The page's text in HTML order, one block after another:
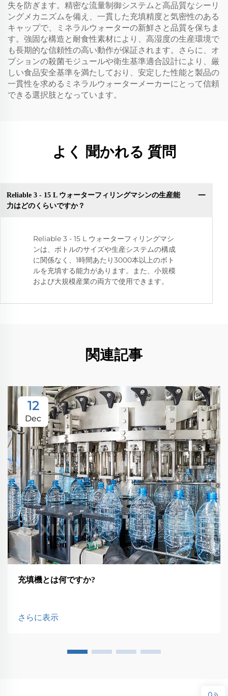
失を防ぎます。精密な流量制御システムと高品質なシーリ
ングメカニズムを備え、一貫した充填精度と気密性のある
キャップで、ミネラルウォーターの新鮮さと品質を保ちま
す。強固な構造と耐食性素材により、高湿度の生産環境で
も長期的な信頼性の高い動作が保証されます。さらに、オ
プションの殺菌モジュールや衛生基準適合設計により、厳
しい食品安全基準を満たしており、安定した性能と製品の
一貫性を求めるミネラルウォーターメーカーにとって信頼
できる選択肢となっています。
よく 聞かれる 質問
Reliable 3 - 15 L ウォーターフィリングマシンの生産能
力はどのくらいですか？
Reliable 3 - 15 L ウォーターフィリングマシ
ンは、ボトルのサイズや生産システムの構成
に関係なく、1時間あたり3000本以上のボト
ルを充填する能力があります。また、小規模
および大規模産業の両方で使用できます。
関連記事
12
Dec
充填機とは何ですか?
さらに表示